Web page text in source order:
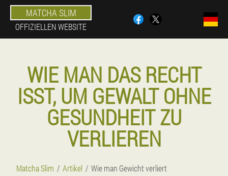
MATCHA SLIM
OFFIZIELLEN WEBSITE
WIE MAN DAS RECHT
ISST, UM GEWALT OHNE
GESUNDHEIT ZU
VERLIEREN
Matcha Slim Artikel Wie man Gewicht verliert